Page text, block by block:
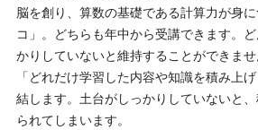
脳を創り、算数の基礎である計算力が身
コ」。どちらも年中から受講できます。
かりしていないと維持することができませ
「どれだけ学習した内容や知識を積み上
結します。土台がしっかりしていないと
られてしまいます。